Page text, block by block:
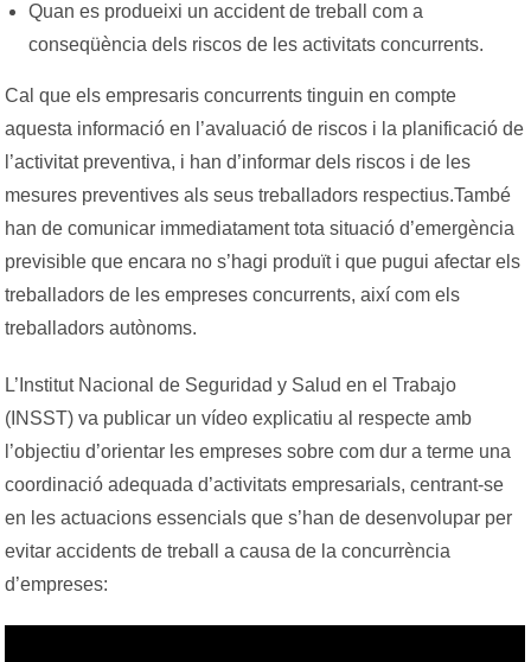
Quan es produeixi un accident de treball com a
conseqüència dels riscos de les activitats concurrents.
Cal que els empresaris concurrents tinguin en compte
aquesta informació en l’avaluació de riscos i la planificació de
l’activitat preventiva, i han d’informar dels riscos i de les
mesures preventives als seus treballadors respectius.També
han de comunicar immediatament tota situació d’emergència
previsible que encara no s’hagi produït i que pugui afectar els
treballadors de les empreses concurrents, així com els
treballadors autònoms.
L’Institut Nacional de Seguridad y Salud en el Trabajo
(INSST) va publicar un vídeo explicatiu al respecte amb
l’objectiu d’orientar les empreses sobre com dur a terme una
coordinació adequada d’activitats empresarials, centrant-se
en les actuacions essencials que s’han de desenvolupar per
evitar accidents de treball a causa de la concurrència
d’empreses: